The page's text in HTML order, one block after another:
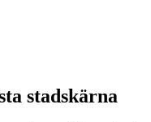
stadskärna